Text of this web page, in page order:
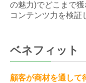
の魅力)でどこまで獲
コンテンツ力を検証
ベネフィット
顧客が商材を通して